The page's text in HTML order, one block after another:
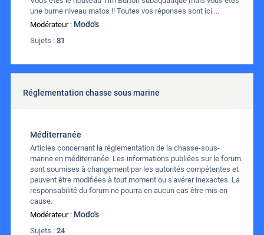
une burne niveau matos !! Toutes vos réponses sont ici ...
Modérateur : Modo's
Sujets : 81
Réglementation chasse sous marine
Méditerranée
Articles concernant la réglementation de la chasse-sous-
marine en méditerranée. Les informations publiées sur le forum
sont soumises à changement par les autorités compétentes et
peuvent être modifiées à tout moment ou s'avérer inexactes. La
responsabilité du forum ne pourra en aucun cas être mis en
cause.
Modérateur : Modo's
Sujets : 24